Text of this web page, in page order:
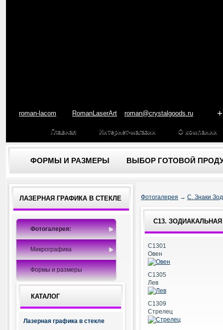
roman-lacom RomanLaserArt roman@crystalgoods.ru
Главная Интернет-магазин О компании
ФОРМЫ И РАЗМЕРЫ ВЫБОР ГОТОВОЙ
ЛАЗЕРНАЯ ГРАФИКА В СТЕКЛЕ
Фотогалерея:
Микрографика
Формы и размеры
КАТАЛОГ
Лазерная графика в стекле
Фотогалерея → C. Знаки
C13.
C1301
Овен
C1305
Лев
C1309
Стрелец